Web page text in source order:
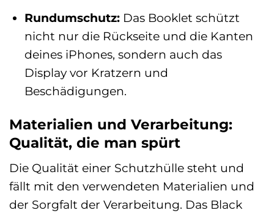
Rundumschutz: Das Booklet schützt
nicht nur die Rückseite und die Kanten
deines iPhones, sondern auch das
Display vor Kratzern und
Beschädigungen.
Materialien und Verarbeitung:
Qualität, die man spürt
Die Qualität einer Schutzhülle steht und
fällt mit den verwendeten Materialien und
der Sorgfalt der Verarbeitung. Das Black